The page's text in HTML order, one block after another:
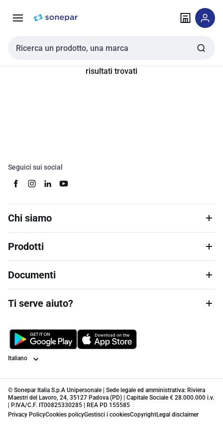
navigazione alla
Cerca input
risultati trovati
Seguici sui social
Chi siamo
Prodotti
Documenti
Ti serve aiuto?
Lingua
© Sonepar Italia S.p.A Unipersonale | Sede legale ed amministrativa: Riviera
Maestri del Lavoro, 24, 35127 Padova (PD) | Capitale Sociale € 28.000.000 i.v.
| P.IVA/C.F. IT00825330285 | REA PD 155585
Privacy PolicyCookies policyGestisci i cookiesCopyrightLegal disclaimer